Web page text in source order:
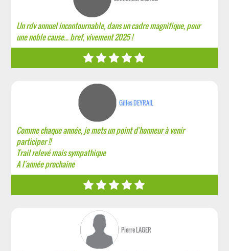
Un rdv annuel incontournable, dans un cadre magnifique, pour
une noble cause... bref, vivement 2025 !
Gilles DEYRAIL
Comme chaque année, je mets un point d'honneur à venir
participer !!
Trail relevé mais sympathique
A l'année prochaine
Pierre LAGER